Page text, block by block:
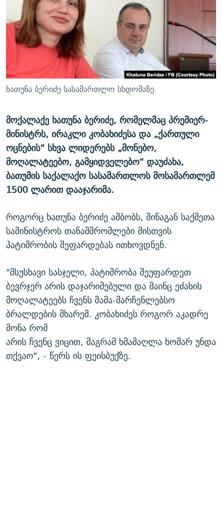
ᲛᲝᲚᲐᲞᲐᲠᲐᲙᲔ ᲢᲔᲥᲡᲢᲔᲑᲘ
ᲨᲘᲜ - ᲣᲪᲮᲝᲔᲗᲨᲘ
ᲚᲘᲢᲔᲠᲐᲢᲣᲠᲣᲚᲘ ᲬᲐᲮᲜᲐᲒᲔᲑᲘ
ᲐᲛᲔᲠᲘᲙᲣᲚᲘ ᲛᲝᲗᲮᲠᲝᲑᲐ
ᲘᲛᲞᲔᲠᲘᲐ ᲓᲐ ᲠᲐᲓᲘᲝ
ᲩᲔᲛᲘ ᲡᲘᲙᲕᲓᲘᲚᲘᲡ ᲛᲘᲖᲔᲖᲘᲐ COVID-19
11 ᲬᲔᲚᲘ - 11 ᲐᲛᲑᲐᲕᲘ
ᲡᲐᲞᲐᲠᲚᲐᲛᲔᲜᲢᲝ ᲐᲠᲩᲔᲕᲜᲔᲑᲘᲡ ᲘᲡᲢᲝᲠᲘᲐ
ᲑᲐᲕᲨᲕᲔᲑᲘ ᲞᲠᲝᲡᲢᲘᲢᲣᲪᲘᲐᲨᲘ - ᲐᲛᲝᲣᲗᲥᲛᲔᲚᲘ ᲐᲛᲑᲐᲕᲘ
5 ᲐᲛᲑᲐᲕᲘ - 20 ᲘᲕᲜᲘᲡᲡ ᲓᲐᲨᲐᲕᲔᲑᲣᲚᲔᲑᲘ
ПРИВЕТ ᲙᲣᲚᲢᲣᲠᲐ
ᲒᲐᲛᲝᲘᲬᲔᲠᲔ
რთე/რთ-ის ყველა საიტი
ხათუნა ბერიძე სასამართლო სხდომაზე.
მოქალაქე ხათუნა ბერიძე, რომელმაც პრემიერ-
მინისტრს, ირაკლი კობახიძესა და „ქართული
ოცნების“ სხვა ლიდერებს „მონებო,
მოღალატეებო, გამყიდველებო“ დაუძახა,
ბათუმის საქალაქო სასამართლოს მოსამართლემ
1500 ლარით დააჯარიმა.
როგორც ხათუნა ბერიძე ამბობს, შინაგან საქმეთა
სამინისტროს თანამშრომლები მისთვის
პატიმრობის შეფარდებას ითხოვდნენ.
"მსუსხავი სასჯელი, პატიმრობა შეუფარდეთ
ბევრჯერ არის დაჯარიმებული და მაინც ეძახის
მოღალატეებს ჩვენს მამა-მარჩენლებსო
ბრალდების მხარემ. კობახიძეს როგორ აკადრე
მონა რომ
არის ჩვენც ვიცით, მაგრამ ხმამაღლა ხომარ უნდა
თქვაო", - წერს ის ფეისბუქზე.